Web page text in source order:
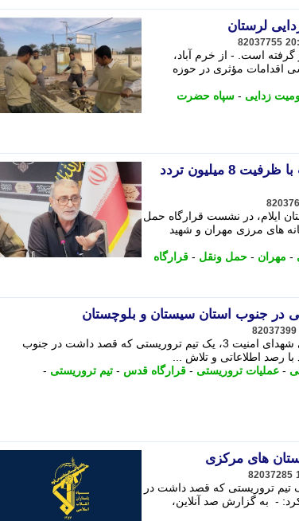
لرستان
82037755
است. - از خرم آباد،
اقدامات مؤثری در حوزه
زدایی - سپاه حضرت
توسعه زیرساخت های مرز مهران باید متناسب با ظرفیت 8 میلیون تردد
ایلام، در نشست قرارگاه حمل
های مرزی مهران و شهید
- مهران - حمل ونقل - قرارگاه
در جنوب استان سیستان و بلوچستان
82037399
قرارگاه قدس نیروی زمینی سپاه، در ادامه رزمایش عملیاتی شهدای امنیت 3، یک تیم تروریستی که قصد داشت در جنوب
رصد اطلاعاتی و تلاش ...
- عملیات تروریستی - قرارگاه قدس - تیم تروریستی -
های مرکزی
82037285
تیم تروریستی که قصد داشت در
کرد: - به گزارش صد آنلاین،